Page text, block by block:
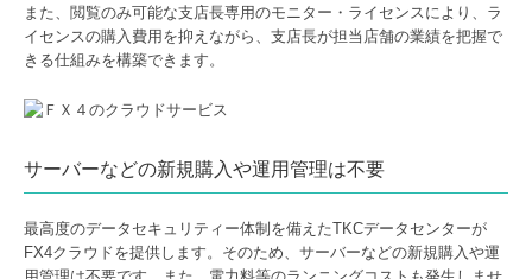
また、閲覧のみ可能な支店長専用のモニター・ライセンスにより、ラ
イセンスの購入費用を抑えながら、支店長が担当店舗の業績を把握で
きる仕組みを構築できます。
サーバーなどの新規購入や運用管理は不要
最高度のデータセキュリティー体制を備えたTKCデータセンターが
FX4クラウドを提供します。そのため、サーバーなどの新規購入や運